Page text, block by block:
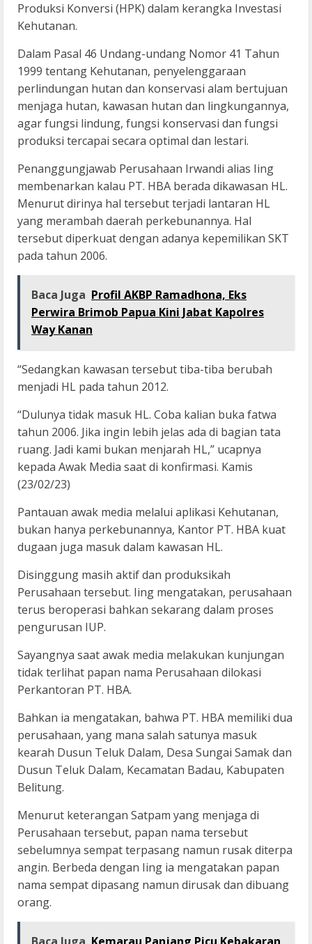
Produksi Konversi (HPK) dalam kerangka Investasi
Kehutanan.
Dalam Pasal 46 Undang-undang Nomor 41 Tahun
1999 tentang Kehutanan, penyelenggaraan
perlindungan hutan dan konservasi alam bertujuan
menjaga hutan, kawasan hutan dan lingkungannya,
agar fungsi lindung, fungsi konservasi dan fungsi
produksi tercapai secara optimal dan lestari.
Penanggungjawab Perusahaan Irwandi alias Iing
membenarkan kalau PT. HBA berada dikawasan HL.
Menurut dirinya hal tersebut terjadi lantaran HL
yang merambah daerah perkebunannya. Hal
tersebut diperkuat dengan adanya kepemilikan SKT
pada tahun 2006.
Baca Juga Profil AKBP Ramadhona, Eks
Perwira Brimob Papua Kini Jabat Kapolres
Way Kanan
“Sedangkan kawasan tersebut tiba-tiba berubah
menjadi HL pada tahun 2012.
“Dulunya tidak masuk HL. Coba kalian buka fatwa
tahun 2006. Jika ingin lebih jelas ada di bagian tata
ruang. Jadi kami bukan menjarah HL,” ucapnya
kepada Awak Media saat di konfirmasi. Kamis
(23/02/23)
Pantauan awak media melalui aplikasi Kehutanan,
bukan hanya perkebunannya, Kantor PT. HBA kuat
dugaan juga masuk dalam kawasan HL.
Disinggung masih aktif dan produksikah
Perusahaan tersebut. Iing mengatakan, perusahaan
terus beroperasi bahkan sekarang dalam proses
pengurusan IUP.
Sayangnya saat awak media melakukan kunjungan
tidak terlihat papan nama Perusahaan dilokasi
Perkantoran PT. HBA.
Bahkan ia mengatakan, bahwa PT. HBA memiliki dua
perusahaan, yang mana salah satunya masuk
kearah Dusun Teluk Dalam, Desa Sungai Samak dan
Dusun Teluk Dalam, Kecamatan Badau, Kabupaten
Belitung.
Menurut keterangan Satpam yang menjaga di
Perusahaan tersebut, papan nama tersebut
sebelumnya sempat terpasang namun rusak diterpa
angin. Berbeda dengan Iing ia mengatakan papan
nama sempat dipasang namun dirusak dan dibuang
orang.